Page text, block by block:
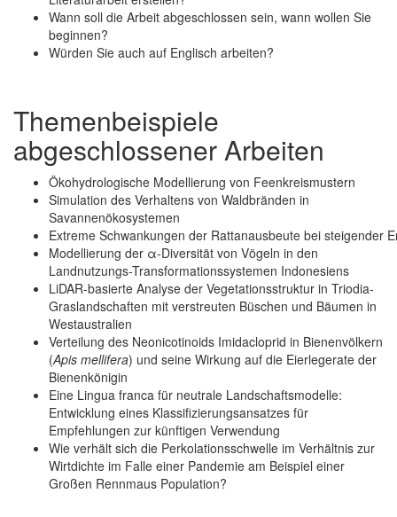
Wann soll die Arbeit abgeschlossen sein, wann wollen Sie
beginnen?
Würden Sie auch auf Englisch arbeiten?
Themenbeispiele
abgeschlossener Arbeiten
Ökohydrologische Modellierung von Feenkreismustern
Simulation des Verhaltens von Waldbränden in
Savannenökosystemen
Extreme Schwankungen der Rattanausbeute bei steigender
Modellierung der α-Diversität von Vögeln in den
Landnutzungs-Transformationssystemen Indonesiens
LiDAR-basierte Analyse der Vegetationsstruktur in Triodia-
Graslandschaften mit verstreuten Büschen und Bäumen in
Westaustralien
Verteilung des Neonicotinoids Imidacloprid in Bienenvölkern
(Apis mellifera) und seine Wirkung auf die Eierlegerate der
Bienenkönigin
Eine Lingua franca für neutrale Landschaftsmodelle:
Entwicklung eines Klassifizierungsansatzes für
Empfehlungen zur künftigen Verwendung
Wie verhält sich die Perkolationsschwelle im Verhältnis zur
Wirtdichte im Falle einer Pandemie am Beispiel einer
Großen Rennmaus Population?